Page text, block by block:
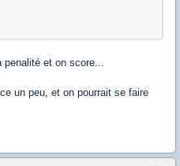
penalité et on score...
un peu, et on pourrait se faire